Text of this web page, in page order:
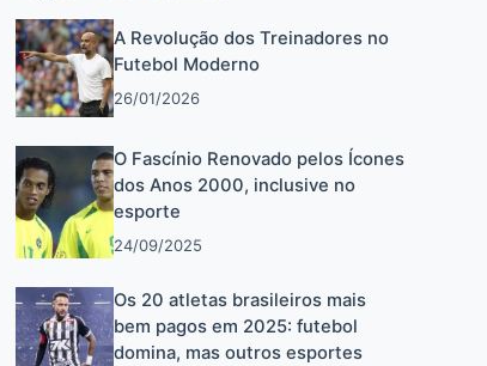
A Revolução dos Treinadores no
Futebol Moderno
26/01/2026
O Fascínio Renovado pelos Ícones
dos Anos 2000, inclusive no
esporte
24/09/2025
Os 20 atletas brasileiros mais
bem pagos em 2025: futebol
domina, mas outros esportes